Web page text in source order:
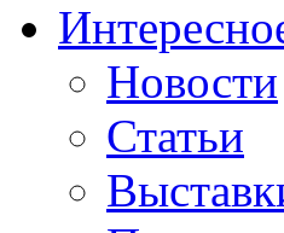
Новости
Статьи